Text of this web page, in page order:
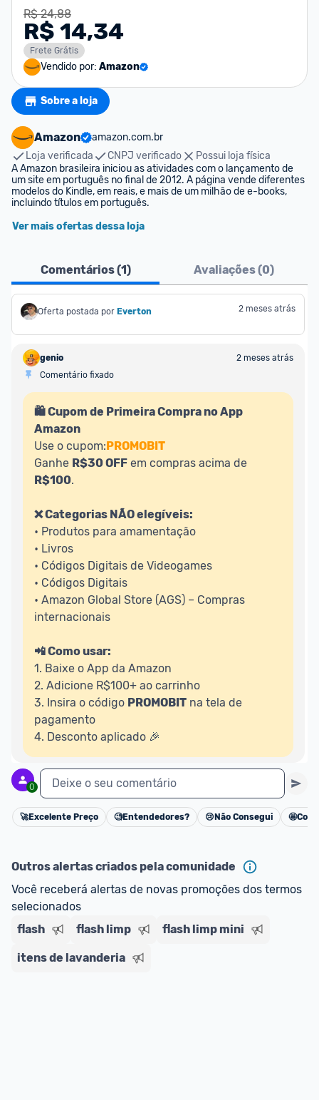
R$ 24,88
R$ 14,34
Frete Grátis
Vendido por: Amazon
Sobre a loja
Amazon
amazon.com.br
Loja verificada
CNPJ verificado
Possui loja física
A Amazon brasileira iniciou as atividades com o lançamento de
um site em português no final de 2012. A página vende diferentes
modelos do Kindle, em reais, e mais de um milhão de e-books,
incluindo títulos em português.
Ver mais ofertas dessa loja
Comentários (1) Avaliações (0)
Oferta postada por Everton 2 meses atrás
genio
2 meses atrás
Comentário fixado
🛍️ Cupom de Primeira Compra no App
Amazon
Use o cupom:PROMOBIT
Ganhe R$30 OFF
R$100.
❌ Categorias NÃO elegíveis:
• Produtos para amamentação
• Livros
• Códigos Digitais de Videogames
• Códigos Digitais
• Amazon Global Store (AGS) – Compras
internacionais
📲 Como usar:
1. Baixe o App da Amazon
2. Adicione R$100+ ao carrinho
3. Insira o código PROMOBIT na tela de
pagamento
4. Desconto aplicado 🎉
0 Deixe o seu comentário
Cancelar
🚀Excelente Preço 🧐Entendedores? 😢 Não Consegui 🤩
Outros alertas criados pela comunidade
Você receberá alertas de novas promoções dos termos
selecionados
flash
flash limp flash limp mini
itens de lavanderia